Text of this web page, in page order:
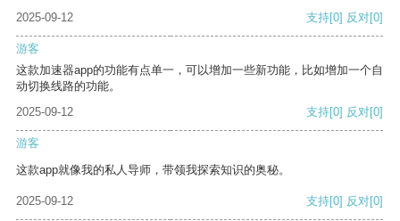
2025-09-12
支持[0] 反对[0]
游客
这款加速器app的功能有点单一，可以增加一些新功能，比如增加一个自
动切换线路的功能。
2025-09-12
支持[0] 反对[0]
游客
这款app就像我的私人导师，带领我探索知识的奥秘。
2025-09-12 支持[0] 反对[0]